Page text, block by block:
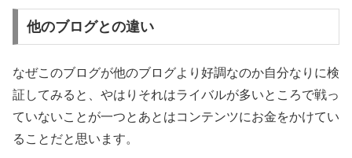
他のブログとの違い
なぜこのブログが他のブログより好調なのか自分なりに検
証してみると、やはりそれはライバルが多いところで戦っ
ていないことが一つとあとはコンテンツにお金をかけてい
ることだと思います。